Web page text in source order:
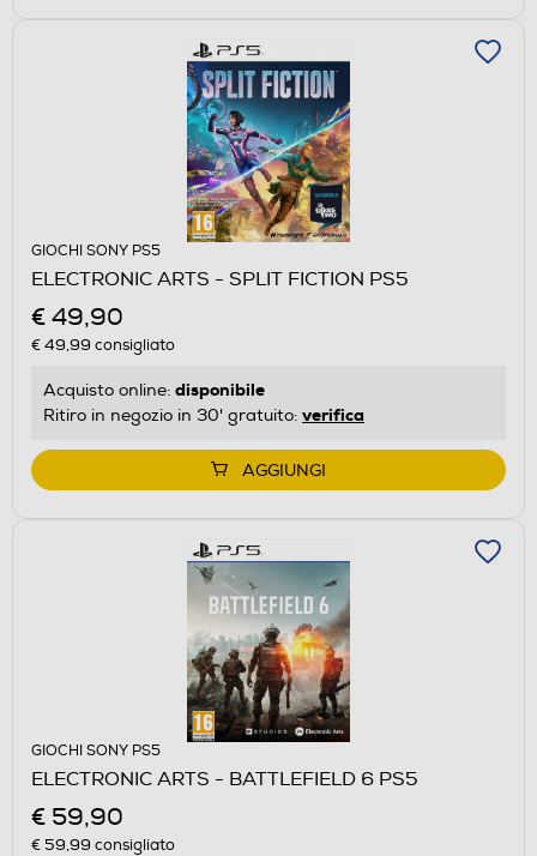
GIOCHI SONY PS5
ELECTRONIC ARTS - SPLIT FICTION PS5
€ 49,90
€ 49,99 consigliato
Acquisto online: disponibile
Ritiro in negozio in 30' gratuito: verifica
AGGIUNGI
GIOCHI SONY PS5
ELECTRONIC ARTS - BATTLEFIELD 6 PS5
€ 59,90
€ 59,99 consigliato